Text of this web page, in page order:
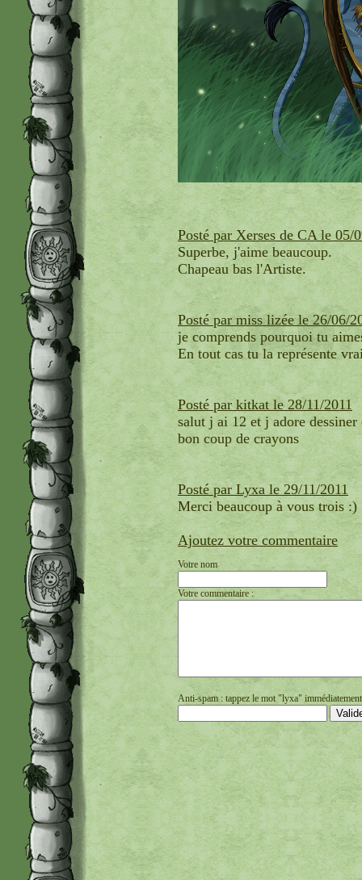
Posté par Xerses de CA le 05/
Superbe, j'aime beaucoup.
Chapeau bas l'Artiste.
Posté par miss lizée le 26/06/
je comprends pourquoi tu
En tout cas tu la représente
Posté par kitkat le 28/11/2011
salut j ai 12 et j adore
bon coup de crayons
Posté par Lyxa le 29/11/2011
Merci beaucoup à vous trois :)
Ajoutez votre commentaire
Votre nom
Votre commentaire :
Anti-spam : tappez le mot "lyxa"